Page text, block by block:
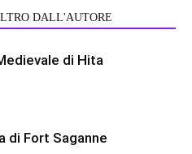
DALL'AUTORE
di Hita
di Fort Saganne